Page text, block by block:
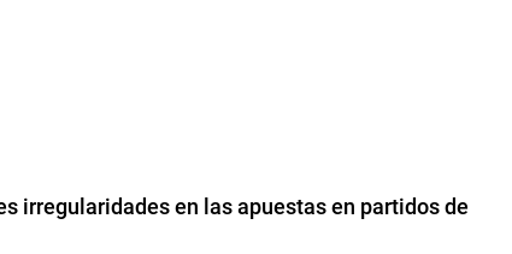
irregularidades en las apuestas en partidos de